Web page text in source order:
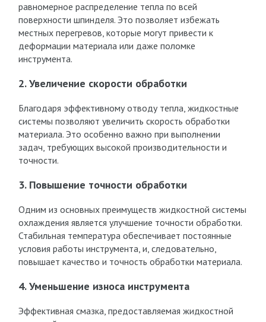
равномерное распределение тепла по всей
поверхности шпинделя. Это позволяет избежать
местных перегревов, которые могут привести к
деформации материала или даже поломке
инструмента.
2. Увеличение скорости обработки
Благодаря эффективному отводу тепла, жидкостные
системы позволяют увеличить скорость обработки
материала. Это особенно важно при выполнении
задач, требующих высокой производительности и
точности.
3. Повышение точности обработки
Одним из основных преимуществ жидкостной системы
охлаждения является улучшение точности обработки.
Стабильная температура обеспечивает постоянные
условия работы инструмента, и, следовательно,
повышает качество и точность обработки материала.
4. Уменьшение износа инструмента
Эффективная смазка, предоставляемая жидкостной